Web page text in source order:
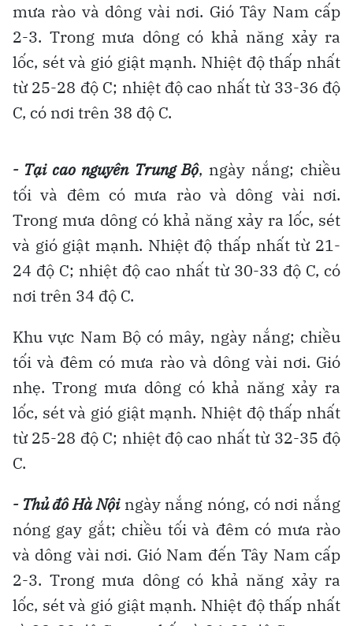
mưa rào và dông vài nơi. Gió Tây Nam cấp
2-3. Trong mưa dông có khả năng xảy ra
lốc, sét và gió giật mạnh. Nhiệt độ thấp nhất
từ 25-28 độ C; nhiệt độ cao nhất từ 33-36 độ
C, có nơi trên 38 độ C.
- Tại cao nguyên Trung Bộ, ngày nắng; chiều
tối và đêm có mưa rào và dông vài nơi.
Trong mưa dông có khả năng xảy ra lốc, sét
và gió giật mạnh. Nhiệt độ thấp nhất từ 21-
24 độ C; nhiệt độ cao nhất từ 30-33 độ C, có
nơi trên 34 độ C.
Khu vực Nam Bộ có mây, ngày nắng; chiều
tối và đêm có mưa rào và dông vài nơi. Gió
nhẹ. Trong mưa dông có khả năng xảy ra
lốc, sét và gió giật mạnh. Nhiệt độ thấp nhất
từ 25-28 độ C; nhiệt độ cao nhất từ 32-35 độ
C.
- Thủ đô Hà Nộingày nắng nóng, có nơi nắng
nóng gay gắt; chiều tối và đêm có mưa rào
và dông vài nơi. Gió Nam đến Tây Nam cấp
2-3. Trong mưa dông có khả năng xảy ra
lốc, sét và gió giật mạnh. Nhiệt độ thấp nhất